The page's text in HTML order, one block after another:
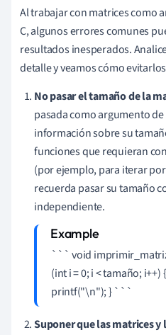
Al trabajar con matrices como
C, algunos errores comunes
resultados inesperados.
detalle y veamos cómo
No pasar el tamaño de la
pasada como argumento
información sobre su
funciones que requieran
(por ejemplo, para iterar
recuerda pasar su tamaño
independiente.
``` void
(int i = 0; i < tamaño;
printf("\n"); } ```
Suponer que las matrices